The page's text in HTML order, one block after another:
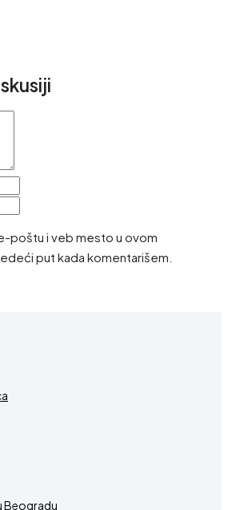
poštu i veb mesto u ovom
put kada komentarišem.
Beogradu